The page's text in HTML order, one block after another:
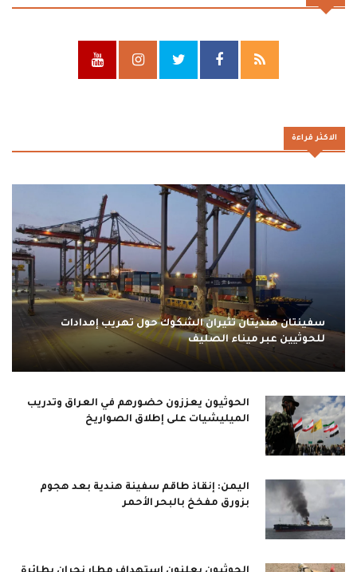
الاكثر قراءة
سفينتان هنديتان تثيران الشكوك حول تهريب إمدادات
للحوثيين عبر ميناء الصليف
الحوثيون يعززون حضورهم في العراق وتدريب
الميليشيات على إطلاق الصواريخ
اليمن: إنقاذ طاقم سفينة هندية بعد هجوم
بزورق مفخخ بالبحر الأحمر